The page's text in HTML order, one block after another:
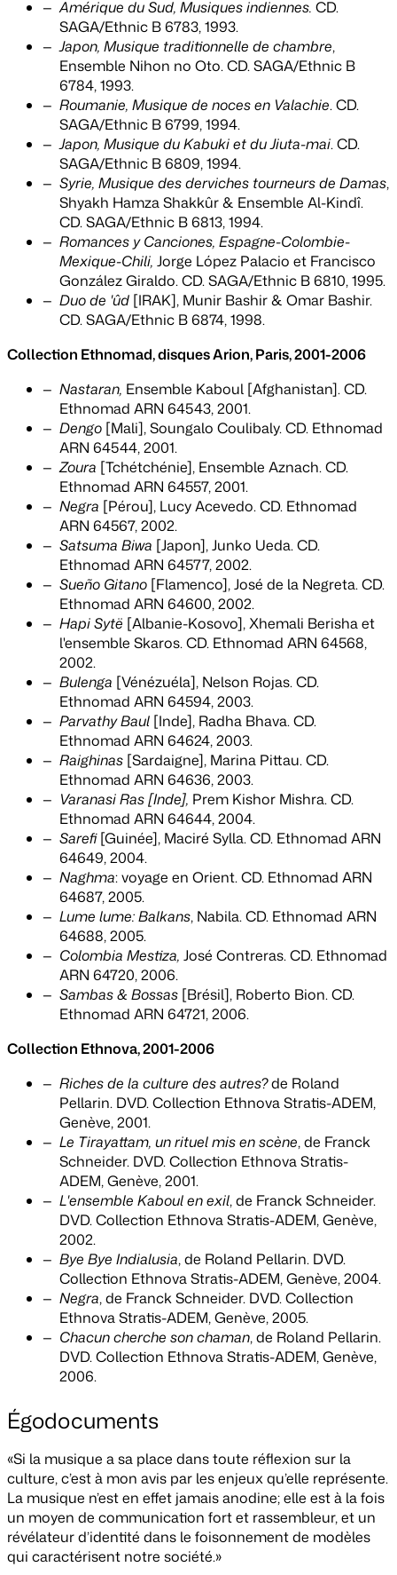
Amérique du Sud, Musiques indiennes. CD.
SAGA/Ethnic B 6783, 1993.
Japon, Musique traditionnelle de chambre,
Ensemble Nihon no Oto. CD. SAGA/Ethnic B
6784, 1993.
Roumanie, Musique de noces en Valachie. CD.
SAGA/Ethnic B 6799, 1994.
Japon, Musique du Kabuki et du Jiuta-mai. CD.
SAGA/Ethnic B 6809, 1994.
Syrie, Musique des derviches tourneurs de Damas,
Shyakh Hamza Shakkûr & Ensemble Al-Kindî.
CD. SAGA/Ethnic B 6813, 1994.
Romances y Canciones, Espagne-Colombie-
Mexique-Chili, Jorge López Palacio et Francisco
González Giraldo. CD. SAGA/Ethnic B 6810, 1995.
Duo de 'ûd [IRAK], Munir Bashir & Omar Bashir.
CD. SAGA/Ethnic B 6874, 1998.
Collection Ethnomad, disques Arion, Paris, 2001-2006
Nastaran, Ensemble Kaboul [Afghanistan]. CD.
Ethnomad ARN 64543, 2001.
Dengo [Mali], Soungalo Coulibaly. CD. Ethnomad
ARN 64544, 2001.
Zoura [Tchétchénie], Ensemble Aznach. CD.
Ethnomad ARN 64557, 2001.
Negra [Pérou], Lucy Acevedo. CD. Ethnomad
ARN 64567, 2002.
Satsuma Biwa [Japon], Junko Ueda. CD.
Ethnomad ARN 64577, 2002.
Sueño Gitano [Flamenco], José de la Negreta. CD.
Ethnomad ARN 64600, 2002.
Hapi Sytë [Albanie-Kosovo], Xhemali Berisha et
l'ensemble Skaros. CD. Ethnomad ARN 64568,
2002.
Bulenga [Vénézuéla], Nelson Rojas. CD.
Ethnomad ARN 64594, 2003.
Parvathy Baul [Inde], Radha Bhava. CD.
Ethnomad ARN 64624, 2003.
Raighinas [Sardaigne], Marina Pittau. CD.
Ethnomad ARN 64636, 2003.
Varanasi Ras [Inde], Prem Kishor Mishra. CD.
Ethnomad ARN 64644, 2004.
Sarefi[Guinée], Maciré Sylla. CD. Ethnomad ARN
64649, 2004.
Naghma: voyage en Orient. CD. Ethnomad ARN
64687, 2005.
Lume lume: Balkans, Nabila. CD. Ethnomad ARN
64688, 2005.
Colombia Mestiza,José Contreras. CD. Ethnomad
ARN 64720, 2006.
Sambas & Bossas [Brésil], Roberto Bion. CD.
Ethnomad ARN 64721, 2006.
Collection Ethnova, 2001-2006
Riches de la culture des autres?de Roland
Pellarin. DVD. Collection Ethnova Stratis-ADEM,
Genève, 2001.
Le Tirayattam, un rituel mis en scène, de Franck
Schneider. DVD. Collection Ethnova Stratis-
ADEM, Genève, 2001.
L'ensemble Kaboul en exil, de Franck Schneider.
DVD. Collection Ethnova Stratis-ADEM, Genève,
2002.
Bye Bye Indialusia, de Roland Pellarin. DVD.
Collection Ethnova Stratis-ADEM, Genève, 2004.
Negra, de Franck Schneider. DVD. Collection
Ethnova Stratis-ADEM, Genève, 2005.
Chacun cherche son chaman, de Roland Pellarin.
DVD. Collection Ethnova Stratis-ADEM, Genève,
2006.
Égodocuments
«Si la musique a sa place dans toute réflexion sur la
culture, c’est à mon avis par les enjeux qu’elle représente.
La musique n’est en effet jamais anodine; elle est à la fois
un moyen de communication fort et rassembleur, et un
révélateur d’identité dans le foisonnement de modèles
qui caractérisent notre société.»